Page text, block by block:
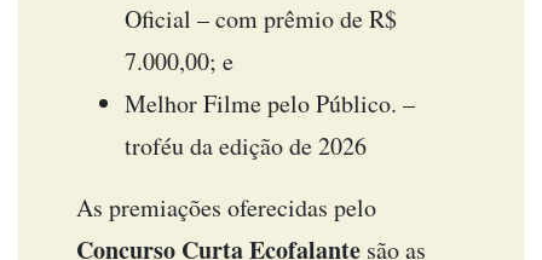
Oficial – com prêmio de R$
7.000,00; e
Melhor Filme pelo Público. –
troféu da edição de 2026
As premiações oferecidas pelo
Concurso Curta Ecofalante são as